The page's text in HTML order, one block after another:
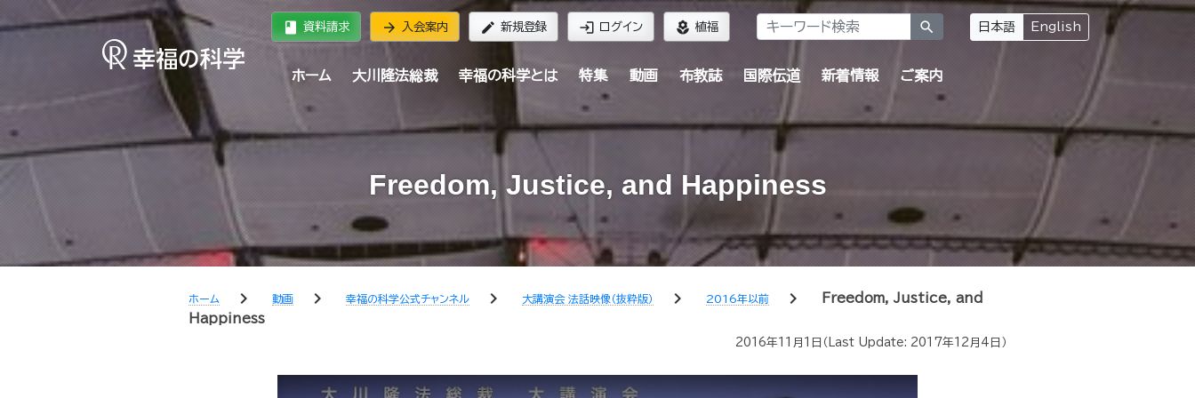
book 資料請求 arrow_forward 入会案内 edit 新規登録 login ログイン local_florist 植福 search 日本語 English
ホーム 大川隆法総裁 幸福の科学とは 特集 動画 布教誌 国際伝道 新着情報 ご案内
Freedom, Justice, and Happiness
ホーム chevron_right 動画 chevron_right 幸福の科学公式チャンネル chevron_right 大講演会 法話映像（抜粋版） chevron_right 2016年以前 chevron_right
Freedom, Justice, and
Happiness
2016年11月1日 （Last Update: 2017年12月4日 ）